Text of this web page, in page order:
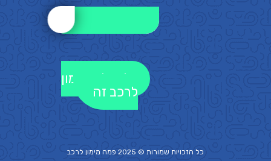
לקבלת מימון
לרכב זה
כל הזכויות שמורות © 2025 פמה מימון לרכב